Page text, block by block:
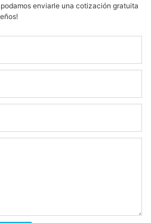
enviarle una cotización gratuita